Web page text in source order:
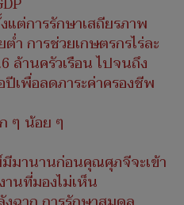
ต่การรักษาเสถียรภาพ
ำ การช่วยเกษตรกรไร่ละ
ล้านครัวเรือน ไปจนถึง
เพื่อลดภาระค่าครองชีพ
ๆ น้อย ๆ
มานานก่อนคุณศุภจีจะเข้า
านที่มองไม่เห็น